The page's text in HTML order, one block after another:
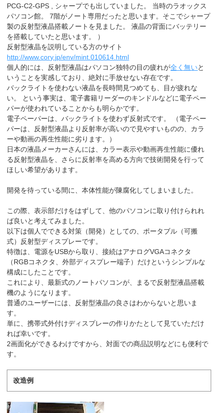
PCG-C2-GPS , シャープでも出していました。 当時のラオックス
パソコン館。 7階がノート専用だったと思います。そこでシャープ
製の反射型液晶搭載ノートを見ました。 液晶の背面にバッテリー
を搭載していたと思います。 ）
反射型液晶を説明している方のサイト
http://www.cory.jp/env/mint.010614.html
個人的には、反射型液晶はパソコン独特の目の疲れが全く無いと
いうことを実感しており、絶対に手放せない存在です。
バックライトを使わない液晶を長時間見つめても、目が疲れな
い。 という事実は、電子書籍リーダーのキンドルなどに電子ペー
パーが使われていることからも明らかです。
電子ペーパーは、バックライトを使わず反射式です。 （電子ペー
パーは、反射型液晶より反射率が高いので見やすいものの、カラ
ーや動画の再生性能に劣ります。）
日本の液晶メーカーさんには、カラー表示や動画再生性能に優れ
る反射型液晶を、さらに反射率を高める方向で技術開発を行って
ほしい希望があります。
開発を待っている間に、本体性能が陳腐化してしまいました。
この際、表示部だけをはずして、他のパソコンに取り付けられれ
ば良いと考えてみました。
以下は個人でできる対策（開発）としての、ポータブル（可搬
式）反射型ディスプレーです。
特徴は、電源をUSBから取り、接続はアナログVGAコネクタ
（RGBコネクタ、外部ディスプレー端子）だけというシンプルな
構成にしたことです。
これにより、最新式のノートパソコンが、まるで反射型液晶搭載
機のようになります。
普通のユーザーには、反射型液晶の良さはわからないと思いま
す。
単に、携帯式外付けディスプレーの作りかたとして見ていただけ
れば幸いです。
2画面化ができるわけですから、対面での商品説明などにも便利で
す。
改造例